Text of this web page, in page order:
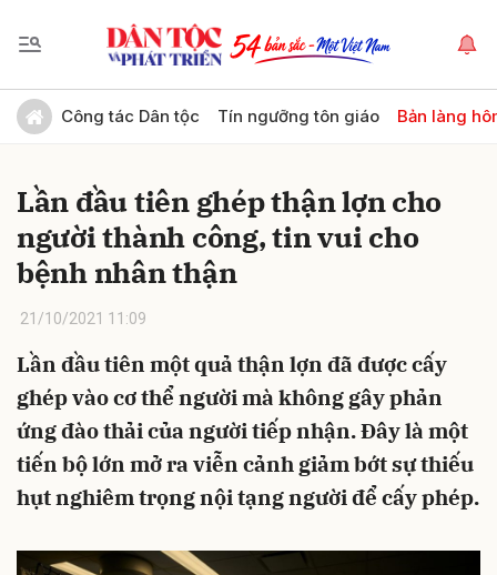
Công tác Dân tộc Tín ngưỡng tôn giáo Bản làng
Lần đầu tiên ghép thận lợn cho
người thành công, tin vui cho
bệnh nhân thận
21/10/2021 11:09
Lần đầu tiên một quả thận lợn đã được cấy
ghép vào cơ thể người mà không gây phản
ứng đào thải của người tiếp nhận. Đây là một
tiến bộ lớn mở ra viễn cảnh giảm bớt sự thiếu
hụt nghiêm trọng nội tạng người để cấy phép.
Gửi bình luận